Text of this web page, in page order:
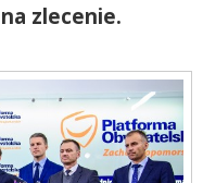
zlecenie.